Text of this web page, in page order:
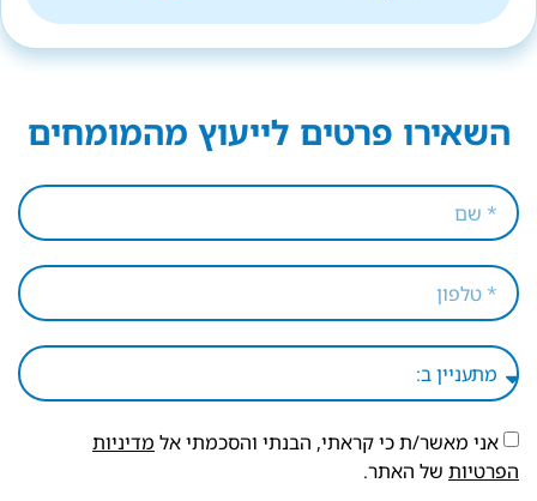
השאירו פרטים לייעוץ מהמומחים
אני מאשר/ת כי קראתי, הבנתי והסכמתי אל מדיניות
הפרטיות של האתר.